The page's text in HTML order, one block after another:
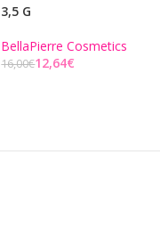
3,5 G
BellaPierre Cosmetics
16,00€12,64€